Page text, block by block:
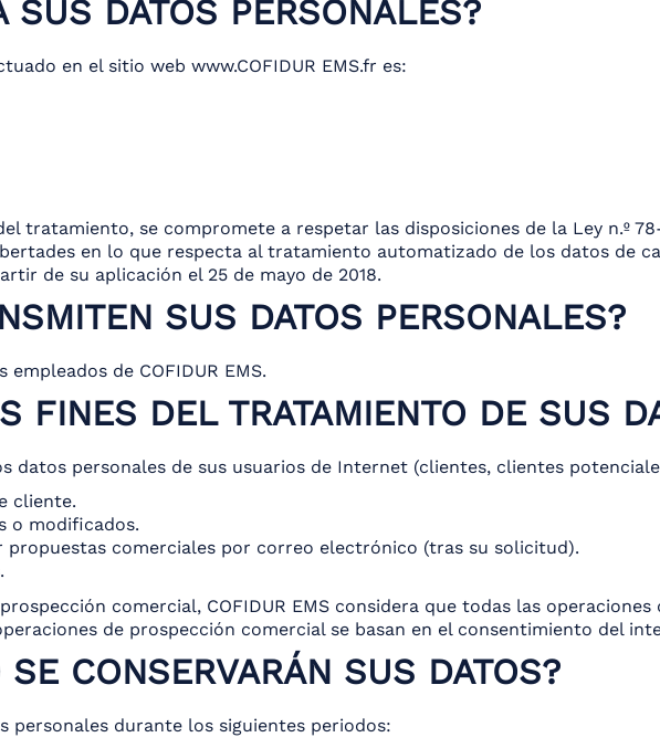
SUS DATOS PERSONALES?
en el sitio web www.COFIDUR EMS.fr es:
tratamiento, se compromete a respetar las disposiciones de la Ley n.º
en lo que respecta al tratamiento automatizado de los datos de
de su aplicación el 25 de mayo de 2018.
SUS DATOS PERSONALES?
de COFIDUR EMS.
FINES DEL TRATAMIENTO DE SUS
datos personales de sus usuarios de Internet (clientes, clientes
cliente.
o modificados.
propuestas comerciales por correo electrónico (tras su solicitud).
comercial, COFIDUR EMS considera que todas las
de prospección comercial se basan en el consentimiento del
CONSERVARÁN SUS DATOS?
personales durante los siguientes periodos: